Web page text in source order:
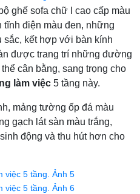
ghế sofa chữ I cao cấp màu
tĩnh điện màu đen, những
sắc, kết hợp với bàn kính
được trang trí những đường
cân bằng, sang trọng cho
làm việc 5 tầng này.
mảng tường ốp đá màu
gạch lát sàn màu trắng,
động và thu hút hơn cho